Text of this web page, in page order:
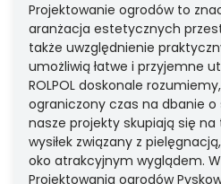
Projektowanie ogrodów to
aranżacja estetycznych
także uwzględnienie
umożliwią łatwe i przyjemne
ROLPOL doskonale
ograniczony czas na dbanie
nasze projekty skupiają się
wysiłek związany z
oko atrakcyjnym wyglądem.
Projektowania ogrodów